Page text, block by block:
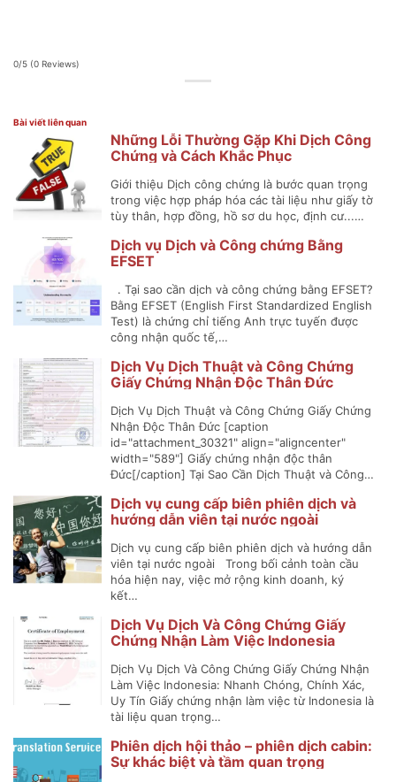
0/5 (0 Reviews)
Bài viết liên quan
Những Lỗi Thường Gặp Khi Dịch Công
Chứng và Cách Khắc Phục
Giới thiệu Dịch công chứng là bước quan trọng
trong việc hợp pháp hóa các tài liệu như giấy tờ
tùy thân, hợp đồng, hồ sơ du học, định cư...…
Dịch vụ Dịch và Công chứng Bằng
EFSET
. Tại sao cần dịch và công chứng bằng EFSET?
Bằng EFSET (English First Standardized English
Test) là chứng chỉ tiếng Anh trực tuyến được
công nhận quốc tế,…
Dịch Vụ Dịch Thuật và Công Chứng
Giấy Chứng Nhận Độc Thân Đức
Dịch Vụ Dịch Thuật và Công Chứng Giấy Chứng
Nhận Độc Thân Đức [caption
id="attachment_30321" align="aligncenter"
width="589"] Giấy chứng nhận độc thân
Đức[/caption] Tại Sao Cần Dịch Thuật và Công…
Dịch vụ cung cấp biên phiên dịch và
hướng dẫn viên tại nước ngoài
Dịch vụ cung cấp biên phiên dịch và hướng dẫn
viên tại nước ngoài Trong bối cảnh toàn cầu
hóa hiện nay, việc mở rộng kinh doanh, ký
kết…
Dịch Vụ Dịch Và Công Chứng Giấy
Chứng Nhận Làm Việc Indonesia
Dịch Vụ Dịch Và Công Chứng Giấy Chứng Nhận
Làm Việc Indonesia: Nhanh Chóng, Chính Xác,
Uy Tín Giấy chứng nhận làm việc từ Indonesia là
tài liệu quan trọng…
Phiên dịch hội thảo – phiên dịch cabin:
Sự khác biệt và tầm quan trọng